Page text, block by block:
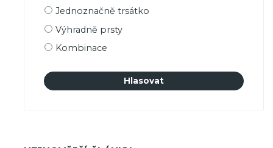
Možnosti
Jednoznačně trsátko
Výhradně prsty
Kombinace